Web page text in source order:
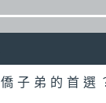
子弟的首選